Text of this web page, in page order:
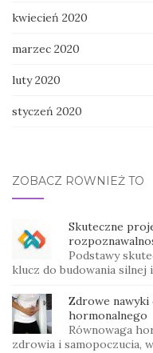
kwiecień 2020
marzec 2020
luty 2020
styczeń 2020
ZOBACZ RÓWNIEŻ TO
Skuteczne
Podstawy
klucz do budowania silnej
Zdrowe nawyki
hormonalnego
Równowaga
zdrowia i samopoczucia,